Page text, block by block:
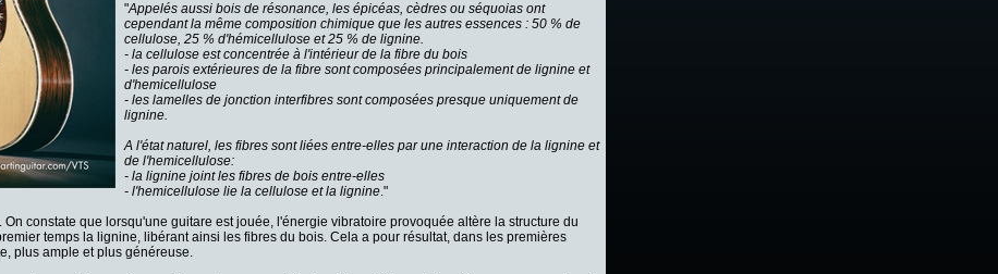
"Appelés aussi bois de résonance, les épicéas, cèdres ou séquoias ont
cependant la même composition chimique que les autres essences : 50 % de
cellulose, 25 % d'hémicellulose et 25 % de lignine.
- la cellulose est concentrée à l'intérieur de la fibre du bois
- les parois extérieures de la fibre sont composées principalement de lignine et
d'hemicellulose
- les lamelles de jonction interfibres sont composées presque uniquement de
lignine.
A l'état naturel, les fibres sont liées entre-elles par une interaction de la lignine et
de l'hemicellulose:
- la lignine joint les fibres de bois entre-elles
- l'hemicellulose lie la cellulose et la lignine."
constate que lorsqu'une guitare est jouée, l'énergie vibratoire provoquée altère la structure du
temps la lignine, libérant ainsi les fibres du bois. Cela a pour résultat, dans les premières
plus ample et plus généreuse.